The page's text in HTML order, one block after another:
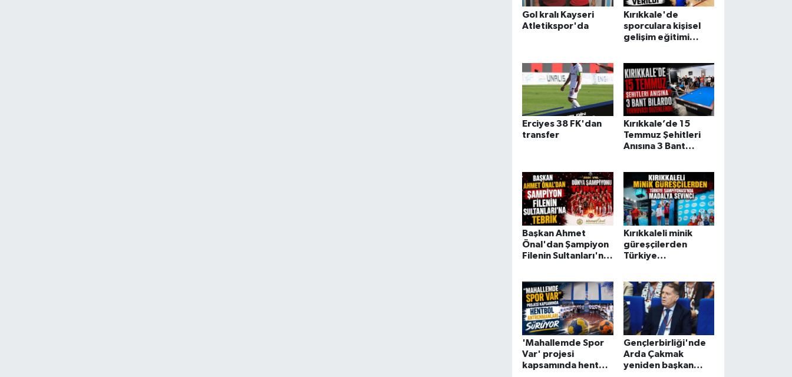
Gol kralı Kayseri
Atletikspor'da
Kırıkkale'de
sporculara kişisel
gelişim eğitimi
Erciyes 38 FK'dan
transfer
Kırıkkale’de 15
Temmuz Şehitleri
Anısına 3 Bant
Başkan Ahmet
Önal'dan Şampiyon
Filenin Sultanları'na
Kırıkkaleli minik
güreşçilerden
Türkiye
'Mahallemde Spor
Var' projesi
kapsamında hentbol
Gençlerbirliği'nde
Arda Çakmak
yeniden başkan